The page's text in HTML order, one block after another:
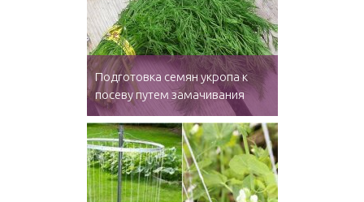
Подготовка семян укропа к
посеву путем замачивания